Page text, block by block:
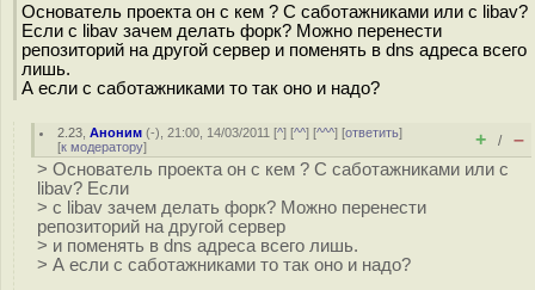
Основатель проекта он с кем ? С саботажниками или с libav?
Если с libav зачем делать форк? Можно перенести
репозиторий на другой сервер и поменять в dns адреса всего
лишь.
А если с саботажниками то так оно и надо?
2.23 ,Аноним (-), 21:00, 14/03/2011 [^] [^^] [^^^] [ответить]
[к модератору] + / –
> Основатель проекта он с кем ? С саботажниками или с
libav? Если
> с libav зачем делать форк? Можно перенести
репозиторий на другой сервер
> и поменять в dns адреса всего лишь.
> А если с саботажниками то так оно и надо?